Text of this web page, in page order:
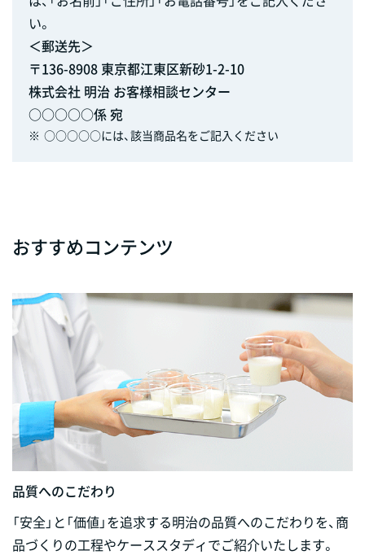
い。
＜郵送先＞
〒136-8908 東京都江東区新砂1-2-10
株式会社 明治 お客様相談センター
○○○○○係 宛
※ ○○○○○には、該当商品名をご記入ください
おすすめコンテンツ
品質へのこだわり
「安全」と「価値」を追求する明治の品質へのこだわりを、商
品づくりの工程やケーススタディでご紹介いたします。